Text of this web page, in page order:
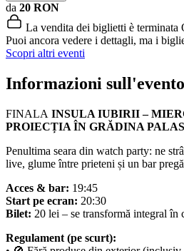
da 20 RON
La vendita dei biglietti è terminata
Puoi ancora vedere i dettagli, ma i
Scopri altri eventi
Informazioni sull'evento
FINALA INSULA IUBIRII –
PROIECȚIA ÎN GRĂDINA
Penultima seara din watch party: ne
live, glume între prieteni și un bar
Acces & bar: 19:45
Start pe ecran: 20:30
Bilet: 20 lei – se transformă integral în
Regulament (pe scurt):